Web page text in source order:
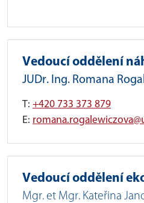
Vedoucí oddělení
JUDr. Ing. Romana
T: +420 733 373 879
E:
Vedoucí oddělení
Mgr. et Mgr. Kateřina